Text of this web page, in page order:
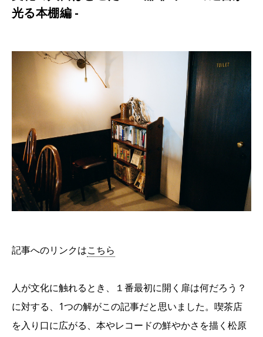
光る本棚編 -
記事へのリンクはこちら
人が文化に触れるとき、１番最初に開く扉は何だろう？
に対する、1つの解がこの記事だと思いました。喫茶店
を入り口に広がる、本やレコードの鮮やかさを描く松原